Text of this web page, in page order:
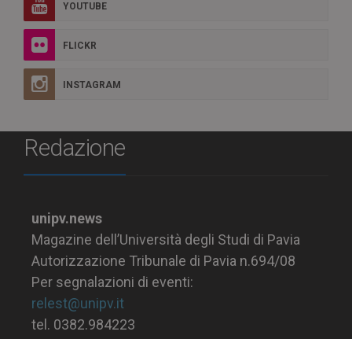
YOUTUBE
FLICKR
INSTAGRAM
Redazione
unipv.news
Magazine dell’Università degli Studi di Pavia
Autorizzazione Tribunale di Pavia n.694/08
Per segnalazioni di eventi:
relest@unipv.it
tel. 0382.984223